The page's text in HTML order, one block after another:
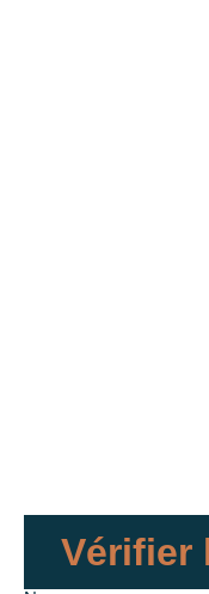
Vérifier